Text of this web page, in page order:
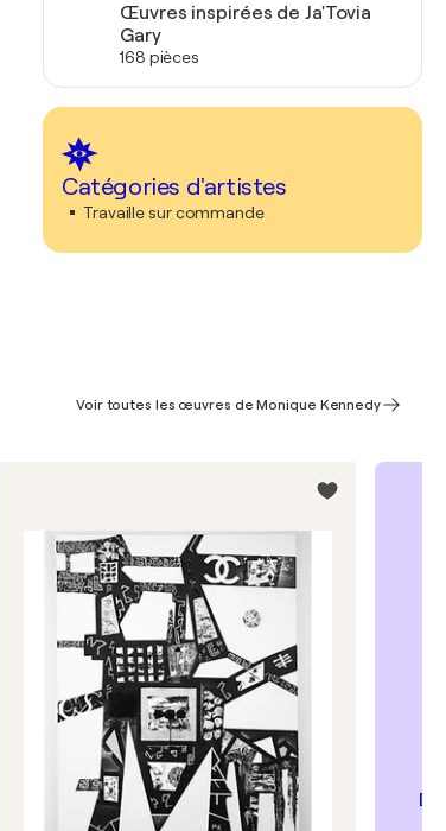
Œuvres inspirées de Ja'Tovia
Gary
168 pièces
Catégories d'artistes
Travaille sur commande
Voir toutes les œuvres de Monique Kennedy